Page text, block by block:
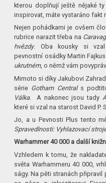
kterou doplňují ještě nějaké
inspirovat, máte vystaráno fakt
Nejen pohádkami je ovšem
rubrice narazit třeba na
hvězdy. Oba kousky si vzal
pevnostní osádky Martin
ukrutném, o němž vám
Mimoto si díky Jakubovi
série Gotham Central s
Válka. A nakonec jsou tady
které si vzal na starost David P.
Jo, a u Pevnosti Plus tento
Spravedlnosti: Vyhlazovací
Warhammer 40 000 a další
Vzhledem k tomu, že
světa Warhammeru 40 000,
ságy. Na pěti stranách